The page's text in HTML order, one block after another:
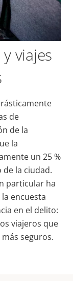
viajes
de
de la
la
un 25 %
la ciudad.
particular ha
encuesta
en el delito:
viajeros que
seguros.